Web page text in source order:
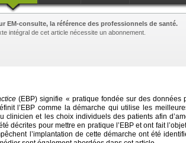
EM-consulte, la référence des professionnels de santé.
intégral de cet article nécessite un abonnement.
(EBP) signifie « pratique fondée sur des données
l’EBP comme la démarche qui utilise les
clinicien et les choix individuels des patients afin
décrites pour mettre en pratique l’EBP et ont fait
l’implantation de cette démarche ont été